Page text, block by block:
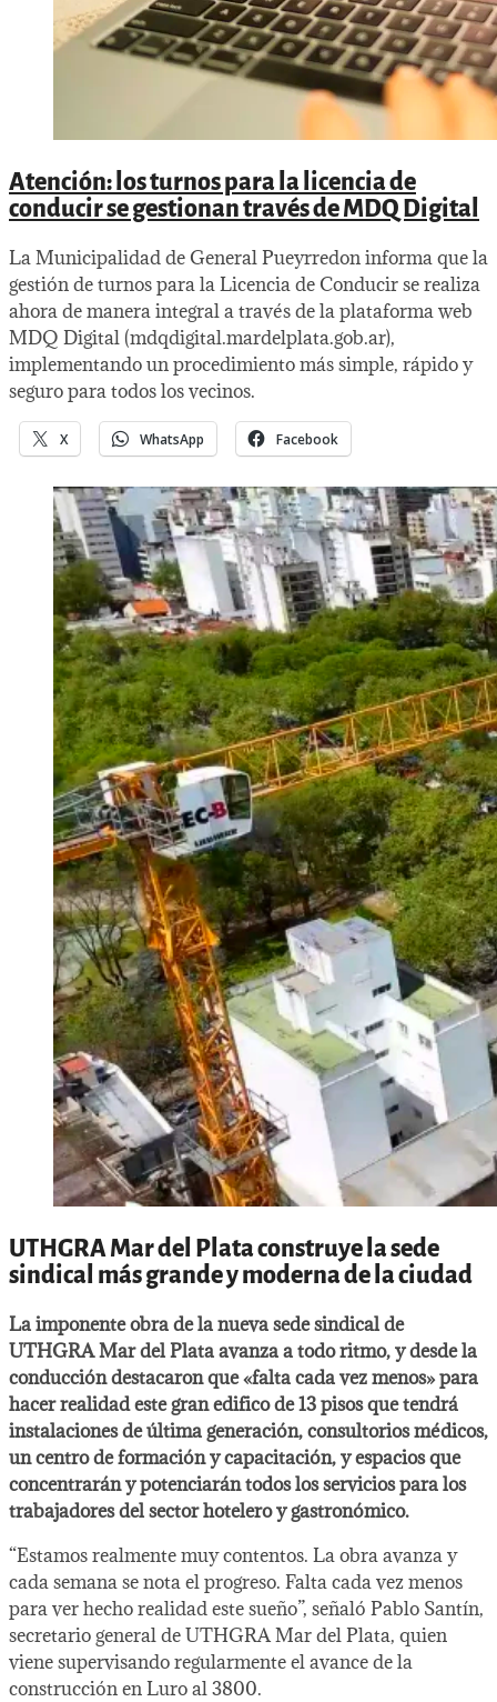
Atención: los turnos para la licencia de
conducir se gestionan través de MDQ Digital
La Municipalidad de General Pueyrredon informa que la
gestión de turnos para la Licencia de Conducir se realiza
ahora de manera integral a través de la plataforma web
MDQ Digital (mdqdigital.mardelplata.gob.ar),
implementando un procedimiento más simple, rápido y
seguro para todos los vecinos.
X WhatsApp Facebook
UTHGRA Mar del Plata construye la sede
sindical más grande y moderna de la ciudad
La imponente obra de la nueva sede sindical de
UTHGRA Mar del Plata avanza a todo ritmo, y desde la
conducción destacaron que «falta cada vez menos» para
hacer realidad este gran edifico de 13 pisos que tendrá
instalaciones de última generación, consultorios médicos,
un centro de formación y capacitación, y espacios que
concentrarán y potenciarán todos los servicios para los
trabajadores del sector hotelero y gastronómico.
“Estamos realmente muy contentos. La obra avanza y
cada semana se nota el progreso. Falta cada vez menos
para ver hecho realidad este sueño”, señaló Pablo Santín,
secretario general de UTHGRA Mar del Plata, quien
viene supervisando regularmente el avance de la
construcción en Luro al 3800.